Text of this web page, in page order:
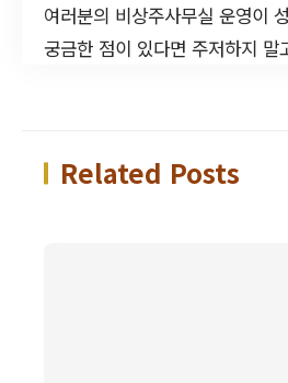
여러분의 비상주사무실 운영이
궁금한 점이 있다면 주저하지 말
Related Posts